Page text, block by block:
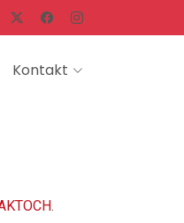
Kontakt
.